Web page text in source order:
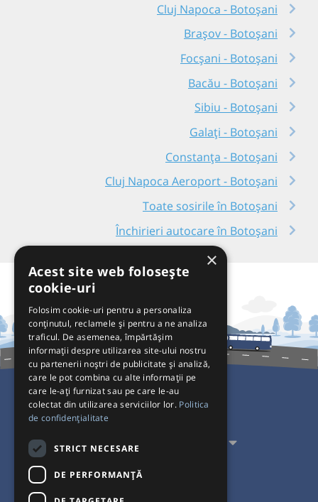
Cluj Napoca - Botoșani
Brașov - Botoșani
Focșani - Botoșani
Bacău - Botoșani
Sibiu - Botoșani
Galați - Botoșani
Constanța - Botoșani
Cluj Napoca Aeroport - Botoșani
Toate sosirile în Botoșani
Închirieri autocare în Botoșani
Pentru Călători
Pentru Transportatori
Interacționăm
×
Acest site web folosește
cookie-uri
Folosim cookie-uri pentru a personaliza
conținutul, reclamele și pentru a ne analiza
traficul. De asemenea, împărtășim
informații despre utilizarea site-ului nostru
cu partenerii noștri de publicitate și analiză,
care le pot combina cu alte informații pe
care le-ați furnizat sau pe care le-au
colectat din utilizarea serviciilor lor. Politica
de confidențialitate
STRICT NECESARE
DE PERFORMANȚĂ